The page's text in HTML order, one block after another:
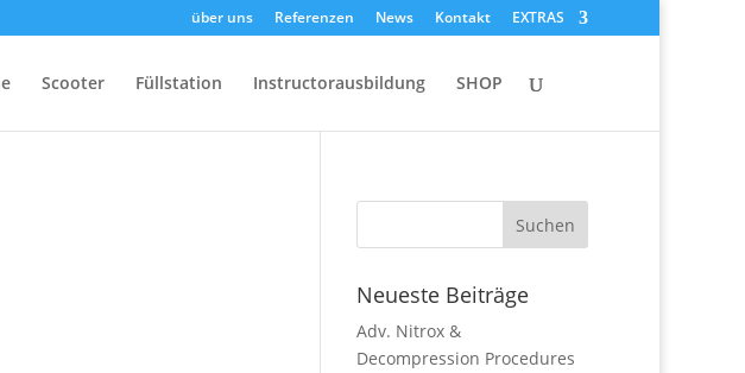
über uns Referenzen News Kontakt EXTRAS
Scooter Füllstation Instructorausbildung SHOP
Neueste Beiträge
Adv. Nitrox &
Decompression Procedures